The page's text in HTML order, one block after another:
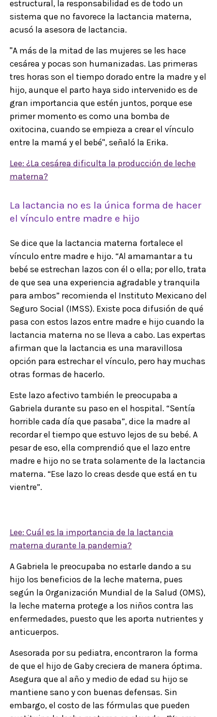
estructural, la responsabilidad es de todo un
sistema que no favorece la lactancia materna,
acusó la asesora de lactancia.
"A más de la mitad de las mujeres se les hace
cesárea y pocas son humanizadas. Las primeras
tres horas son el tiempo dorado entre la madre y el
hijo, aunque el parto haya sido intervenido es de
gran importancia que estén juntos, porque ese
primer momento es como una bomba de
oxitocina, cuando se empieza a crear el vínculo
entre la mamá y el bebé", señaló la Erika.
Lee: ¿La cesárea dificulta la producción de leche
materna?
La lactancia no es la única forma de hacer
el vínculo entre madre e hijo
Se dice que la lactancia materna fortalece el
vínculo entre madre e hijo. “Al amamantar a tu
bebé se estrechan lazos con él o ella; por ello, trata
de que sea una experiencia agradable y tranquila
para ambos” recomienda el Instituto Mexicano del
Seguro Social (IMSS). Existe poca difusión de qué
pasa con estos lazos entre madre e hijo cuando la
lactancia materna no se lleva a cabo. Las expertas
afirman que la lactancia es una maravillosa
opción para estrechar el vínculo, pero hay muchas
otras formas de hacerlo.
Este lazo afectivo también le preocupaba a
Gabriela durante su paso en el hospital. “Sentía
horrible cada día que pasaba”, dice la madre al
recordar el tiempo que estuvo lejos de su bebé. A
pesar de eso, ella comprendió que el lazo entre
madre e hijo no se trata solamente de la lactancia
materna. “Ese lazo lo creas desde que está en tu
vientre”.
Lee: Cuál es la importancia de la lactancia
materna durante la pandemia?
A Gabriela le preocupaba no estarle dando a su
hijo los beneficios de la leche materna, pues
según la Organización Mundial de la Salud (OMS),
la leche materna protege a los niños contra las
enfermedades, puesto que les aporta nutrientes y
anticuerpos.
Asesorada por su pediatra, encontraron la forma
de que el hijo de Gaby creciera de manera óptima.
Asegura que al año y medio de edad su hijo se
mantiene sano y con buenas defensas. Sin
embargo, el costo de las fórmulas que pueden